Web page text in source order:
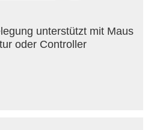
unterstützt mit Maus
oder Controller